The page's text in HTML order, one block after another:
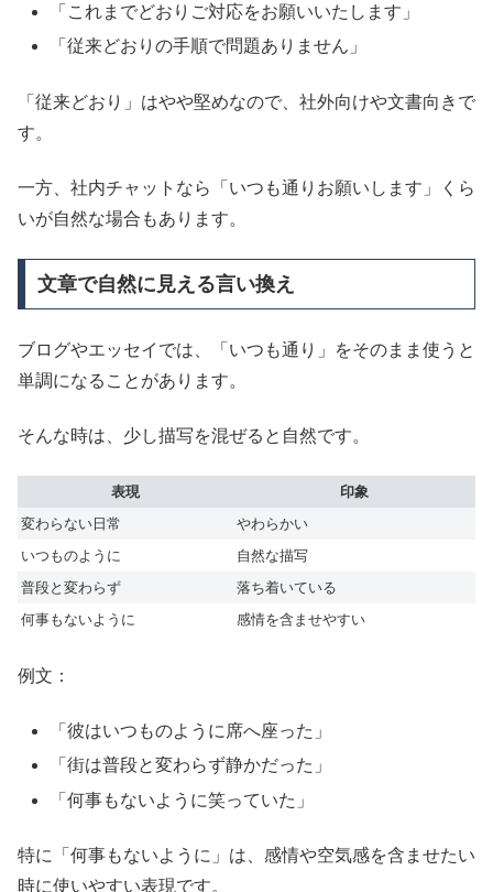
「これまでどおりご対応をお願いいたします」
「従来どおりの手順で問題ありません」
「従来どおり」はやや堅めなので、社外向けや文書向きで
す。
一方、社内チャットなら「いつも通りお願いします」くら
いが自然な場合もあります。
文章で自然に見える言い換え
ブログやエッセイでは、「いつも通り」をそのまま使うと
単調になることがあります。
そんな時は、少し描写を混ぜると自然です。
表現
印象
変わらない日常
やわらかい
いつものように
自然な描写
普段と変わらず
落ち着いている
何事もないように
感情を含ませやすい
例文：
「彼はいつものように席へ座った」
「街は普段と変わらず静かだった」
「何事もないように笑っていた」
特に「何事もないように」は、感情や空気感を含ませたい
時に使いやすい表現です。